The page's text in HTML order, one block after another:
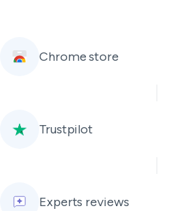
Chrome store
Trustpilot
Experts reviews